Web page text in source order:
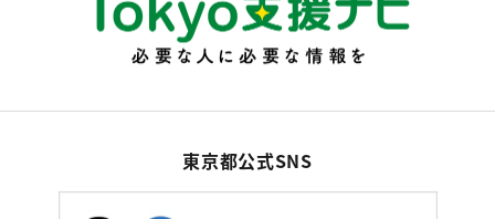
東京都公式SNS